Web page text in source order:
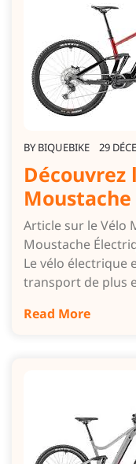
BY BIQUEBIKE 29
Découvrez
Article sur le Vélo
Moustache
Le vélo électrique
transport de plus
Read More